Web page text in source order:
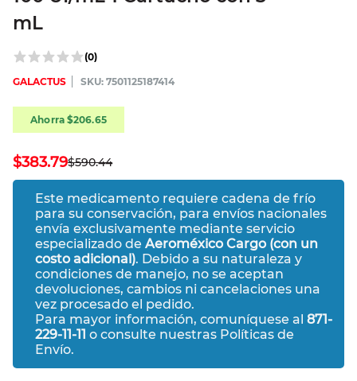
mL
(0)
GALACTUS :7501125187414
Ahorra $206.65
$590.44
$383.79
Este medicamento requiere cadena de frío
para su conservación, para envíos nacionales
envía exclusivamente mediante servicio
especializado de Aeroméxico Cargo (con un
costo adicional). Debido a su naturaleza y
condiciones de manejo, no se aceptan
devoluciones, cambios ni cancelaciones una
vez procesado el pedido.
Para mayor información, comuníquese al 871-
229-11-11 o consulte nuestras Políticas de
Envío.